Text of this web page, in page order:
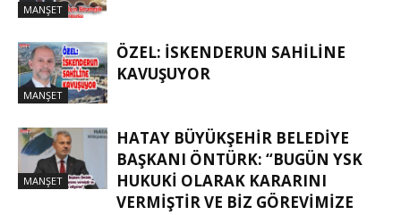
MANŞET
MANŞET
ÖZEL: İSKENDERUN SAHİLİNE
KAVUŞUYOR
MANŞET
HATAY BÜYÜKŞEHIR BELEDIYE
BAŞKANI ÖNTÜRK: “BUGÜN YSK
HUKUKI OLARAK KARARINI
VERMIŞTIR VE BIZ GÖREVIMIZE